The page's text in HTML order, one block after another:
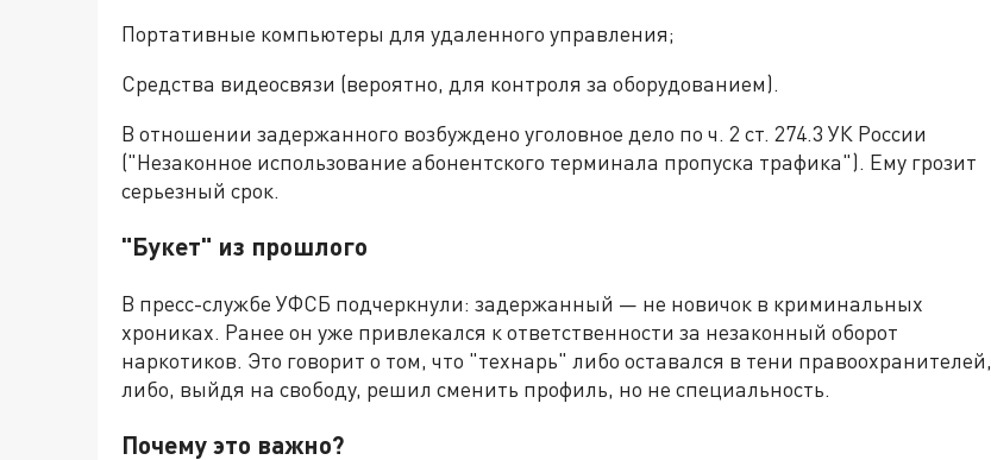
Портативные компьютеры для удаленного управления;
Средства видеосвязи (вероятно, для контроля за оборудованием).
В отношении задержанного возбуждено уголовное дело по ч. 2 ст. 274.3 УК России
("Незаконное использование абонентского терминала пропуска трафика"). Ему грозит
серьезный срок.
"Букет" из прошлого
В пресс-службе УФСБ подчеркнули: задержанный — не новичок в криминальных
хрониках. Ранее он уже привлекался к ответственности за незаконный оборот
наркотиков. Это говорит о том, что "технарь" либо оставался в тени правоохранителей,
либо, выйдя на свободу, решил сменить профиль, но не специальность.
Почему это важно?